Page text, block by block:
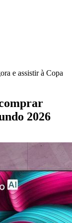
e assistir à Copa
2026